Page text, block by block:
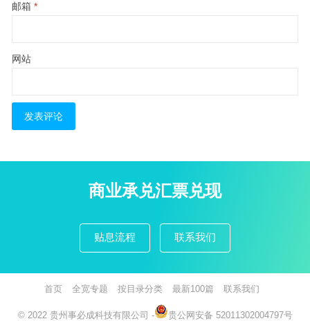
邮箱 *
网站
商业承兑汇票兑现
贴息流程 联系我们
首页 全宽专题 按目录分类 最新100篇 联系我们
© 2022 贵州事必成科技有限公司 - 贵公网安备 52011302004797号